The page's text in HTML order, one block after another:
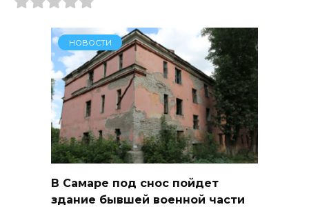
НОВОСТИ
В Самаре под снос пойдет
здание бывшей военной части